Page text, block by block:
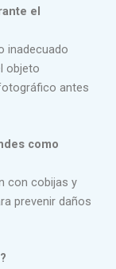
el
inadecuado
objeto
antes
como
con cobijas y
prevenir daños